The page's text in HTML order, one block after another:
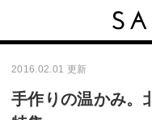
2016.02.01 更新
手作りの温かみ。